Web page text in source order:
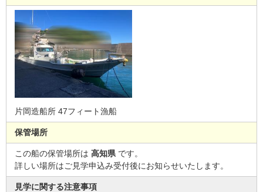
片岡造船所 47フィート漁船
保管場所
この船の保管場所は 高知県 です。
詳しい場所はご見学申込み受付後にお知らせいたします。
見学に関する注意事項